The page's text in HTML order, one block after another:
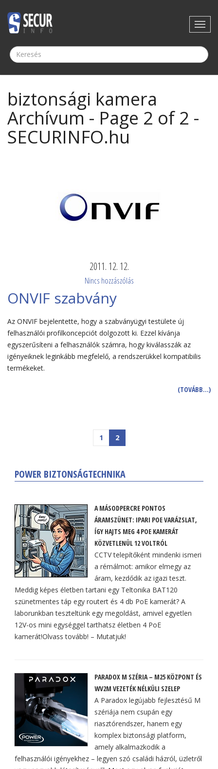
biztonsági kamera
Archívum - Page 2 of 2 -
SECURINFO.hu
2011. 12. 12.
Nincs hozzászólás
ONVIF szabvány
Az ONVIF bejelentette, hogy a szabványügyi testülete új
felhasználói profilkoncepciót dolgozott ki. Ezzel kívánja
egyszerűsíteni a felhasználók számra, hogy kiválasszák az
igényeiknek leginkább megfelelő, a rendszerükkel kompatibilis
termékeket.
(TOVÁBB…)
1 2
POWER BIZTONSÁGTECHNIKA
A MÁSODPERCRE PONTOS
ÁRAMSZÜNET: IPARI POE VARÁZSLAT,
ÍGY HAJTS MEG 4 POE KAMERÁT
KÖZVETLENÜL 12 VOLTRÓL
CCTV telepítőként mindenki ismeri
a rémálmot: amikor elmegy az
áram, kezdődik az igazi teszt.
Meddig képes életben tartani egy Teltonika BAT120
szünetmentes táp egy routert és 4 db PoE kamerát? A
laborunkban teszteltünk egy megoldást, amivel egyetlen
12V-os mini egységgel tarthatsz életben 4 PoE
kamerát!Olvass tovább! – Mutatjuk!
PARADOX M SZÉRIA – M25 KÖZPONT ÉS
WV2M VEZETÉK NÉLKÜLI SZELEP
A Paradox legújabb fejlesztésű M
szériája nem csupán egy
riasztórendszer, hanem egy
komplex biztonsági platform,
amely alkalmazkodik a
felhasználói igényekhez – legyen szó családi házról, üzletről